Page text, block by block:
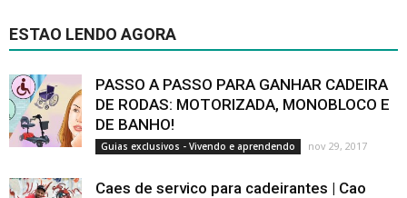
ESTAO LENDO AGORA
PASSO A PASSO PARA GANHAR CADEIRA
DE RODAS: MOTORIZADA, MONOBLOCO E
DE BANHO!
Guias exclusivos - Vivendo e aprendendo nov 29, 2017
Caes de servico para cadeirantes | Cao